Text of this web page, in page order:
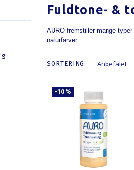
Fuldtone- &
AURO fremstiller mange
naturfarver.
SORTERING:
-10%